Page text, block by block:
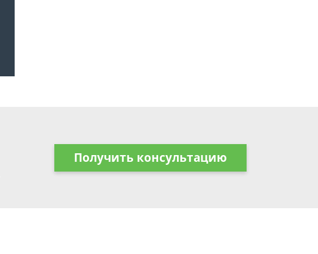
Получить консультацию